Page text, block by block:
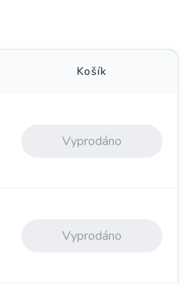
Košík
Vyprodáno
Vyprodáno